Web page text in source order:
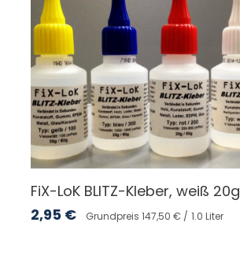
FiX-LoK BLITZ-Kleber, weiß 20g
2,95 € Grundpreis 147,50 € / 1.0 Liter